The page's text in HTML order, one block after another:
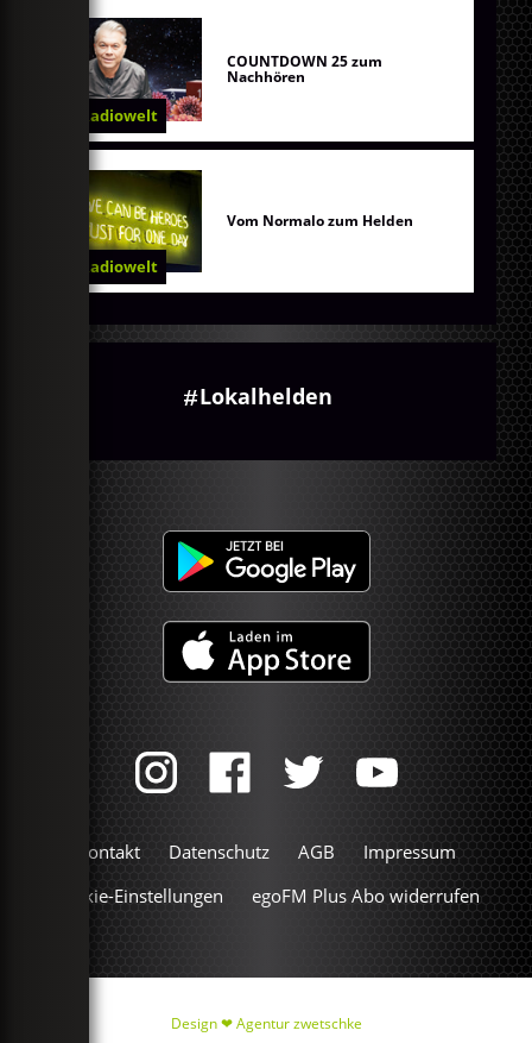
Radiowelt
COUNTDOWN 25 zum
Nachhören
Radiowelt
Vom Normalo zum Helden
Lokalhelden
Kontakt Datenschutz AGB
Impressum
Cookie-Einstellungen
egoFM Plus Abo widerrufen
Design ❤Agentur zwetschke